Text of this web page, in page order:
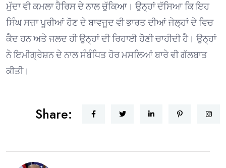
ਮੁੱਦਾ ਵੀ ਕਮਲਾ ਹੈਰਿਸ ਦੇ ਨਾਲ ਚੁੱਕਿਆ। ਉਨ੍ਹਾਂ ਦੱਸਿਆ ਕਿ ਇਹ
ਸਿੰਘ ਸਜ਼ਾ ਪੂਰੀਆਂ ਹੋਣ ਦੇ ਬਾਵਜੂਦ ਵੀ ਭਾਰਤ ਦੀਆਂ ਜੇਲ੍ਹਾਂ ਦੇ ਵਿਚ
ਕੈਦ ਹਨ ਅਤੇ ਜਲਦ ਹੀ ਉਨ੍ਹਾਂ ਦੀ ਰਿਹਾਈ ਹੋਣੀ ਚਾਹੀਦੀ ਹੈ। ਉਨ੍ਹਾਂ
ਨੇ ਇਮੀਗ੍ਰੇਸ਼ਨ ਦੇ ਨਾਲ ਸੰਬੰਧਿਤ ਹੋਰ ਮਸਲਿਆਂ ਬਾਰੇ ਵੀ ਗੱਲਬਾਤ
ਕੀਤੀ।
Share: